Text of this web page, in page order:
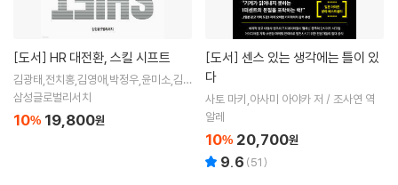
[도서] HR 대전환, 스킬 시프트
김광태,전치홍,김영애,박정우,윤미소,김우
현,진현,윤준석 저
삼성글로벌리서치
10% 19,800원
[도서]
다
사토 마키,아사미 아야카 저 / 조사연 역
알레
10% 20,700원
9.6 (51)